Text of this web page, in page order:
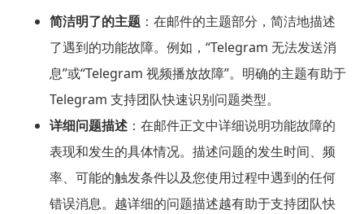
简洁明了的主题：在邮件的主题部分，简洁地描述
了遇到的功能故障。例如，“Telegram 无法发送消
息”或“Telegram 视频播放故障”。明确的主题有助于
Telegram 支持团队快速识别问题类型。
详细问题描述：在邮件正文中详细说明功能故障的
表现和发生的具体情况。描述问题的发生时间、频
率、可能的触发条件以及您使用过程中遇到的任何
错误消息。越详细的问题描述越有助于支持团队快